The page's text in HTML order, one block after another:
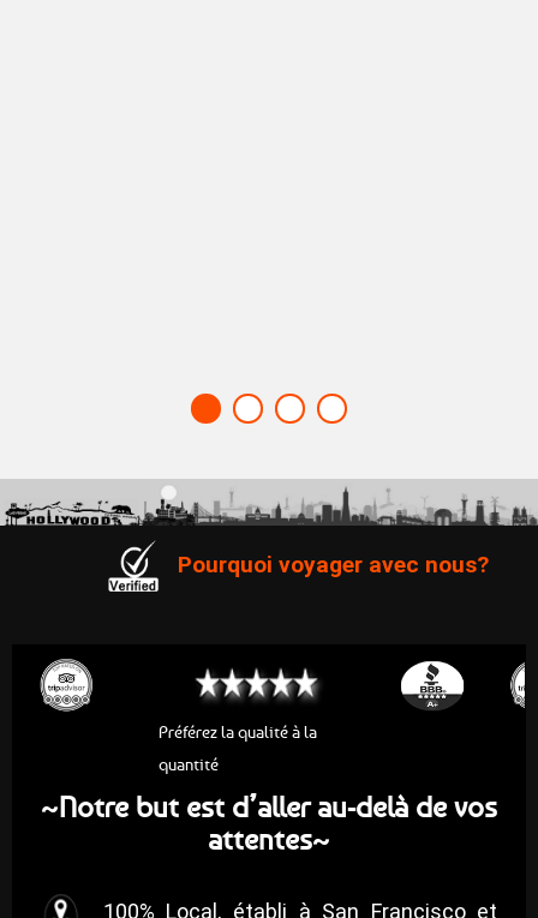
Pourquoi voyager avec nous?
Préférez la qualité à la
quantité
~Notre but est d’aller au-delà de vos
attentes~
100% Local, établi à San Francisco et